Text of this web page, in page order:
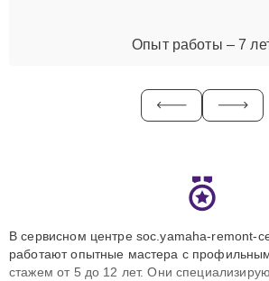
Опыт работы – 7
В сервисном центре soc.yamaha-remont-
работают опытные мастера с
стажем от 5 до 12 лет. Они